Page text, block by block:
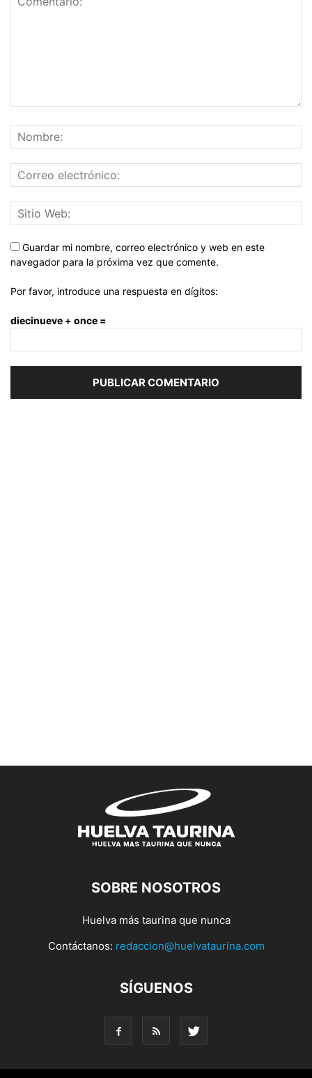
Guardar mi nombre, correo electrónico y web en este
navegador para la próxima vez que comente.
Por favor, introduce una respuesta en dígitos:
diecinueve + once =
SOBRE NOSOTROS
Huelva más taurina que nunca
Contáctanos: redaccion@huelvataurina.com
SÍGUENOS